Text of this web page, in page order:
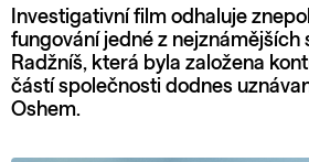
Investigativní film odhaluje
fungování jedné z nejznámějších
Radžníš, která byla založena
částí společnosti dodnes
Oshem.